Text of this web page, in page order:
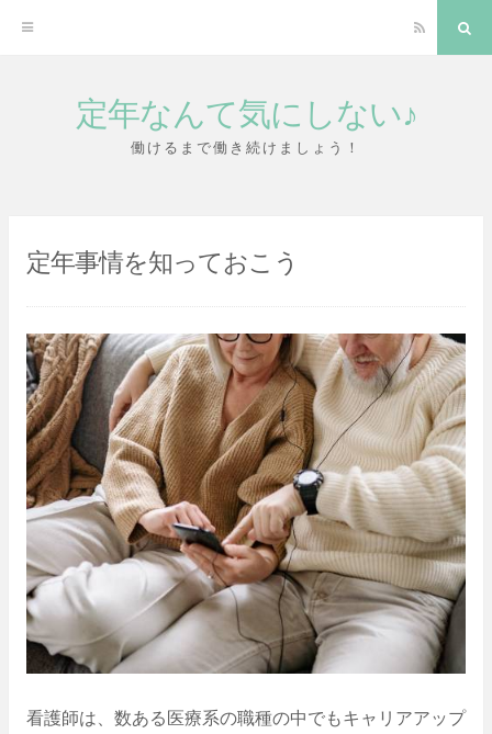
RSS
定年なんて気にしない♪
働けるまで働き続けましょう！
定年事情を知っておこう
看護師は、数ある医療系の職種の中でもキャリアアップ